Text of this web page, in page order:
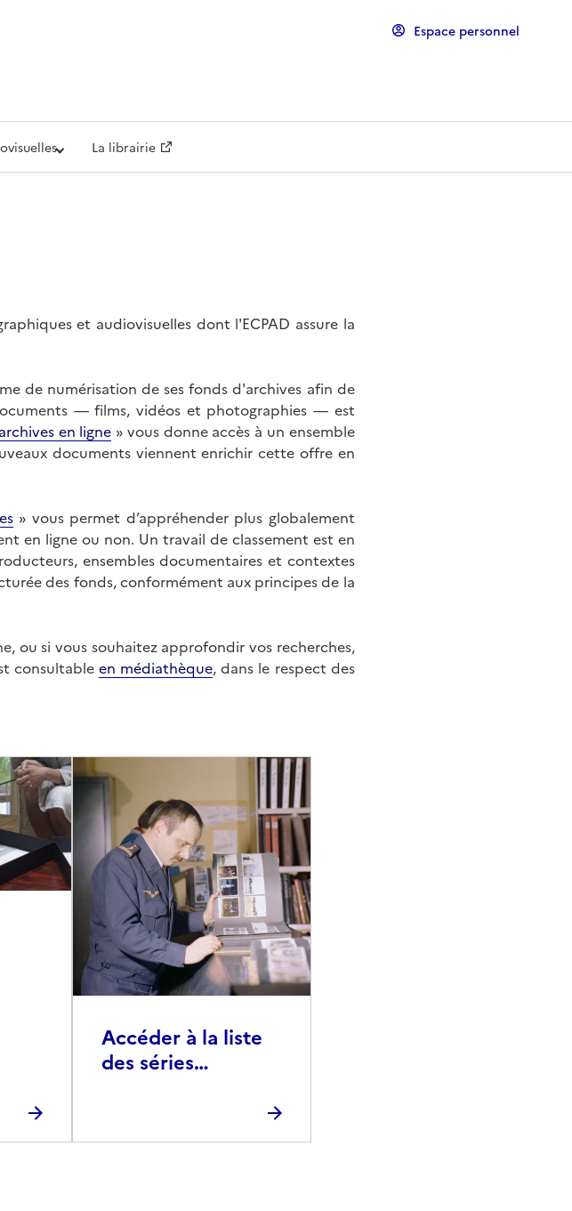
Espace personnel
La librairie
et audiovisuelles dont l'ECPAD assure la
de numérisation de ses fonds d'archives afin de
— films, vidéos et photographies — est
en ligne » vous donne accès à un ensemble
documents viennent enrichir cette offre en
» vous permet d’appréhender plus globalement
en ligne ou non. Un travail de classement est en
ensembles documentaires et contextes
des fonds, conformément aux principes de la
ou si vous souhaitez approfondir vos recherches,
consultable en médiathèque, dans le respect des
Accéder à la liste
des séries